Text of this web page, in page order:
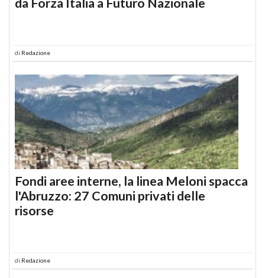
di Redazione
Fondi aree interne, la linea Meloni spacca
l'Abruzzo: 27 Comuni privati delle
risorse
di Redazione